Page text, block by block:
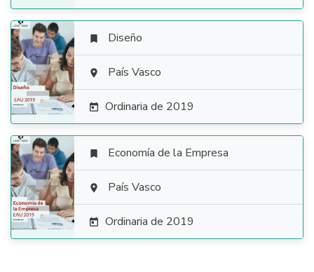

 Diseño
 País Vasco
 Ordinaria de 2019

 Economía de la Empresa
 País Vasco
 Ordinaria de 2019